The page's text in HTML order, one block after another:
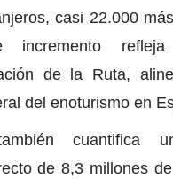
casi 22.000
incremento
de la Ruta,
del enoturismo en
cuantifica
de 8,3 millones